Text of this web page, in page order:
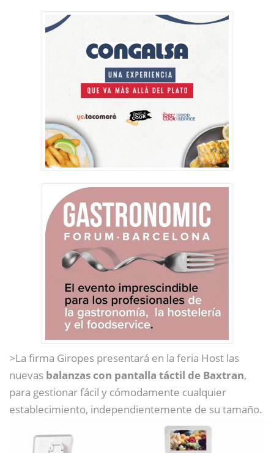
>La firma Giropes presentará en la feria Host las
nuevas balanzas con pantalla táctil de Baxtran,
para gestionar fácil y cómodamente cualquier
establecimiento, independientemente de su tamaño.